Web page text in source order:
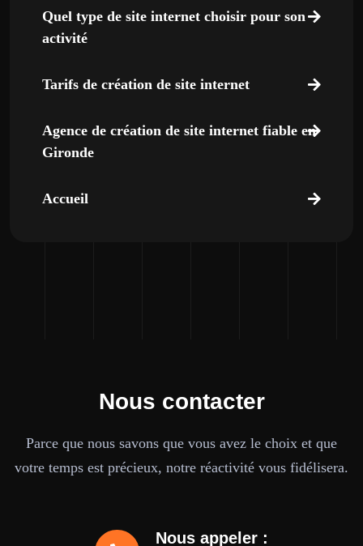
Quel type de site internet choisir pour son
activité
Tarifs de création de site internet
Agence de création de site internet fiable en
Gironde
Accueil
Nous contacter
Parce que nous savons que vous avez le choix et que
votre temps est précieux, notre réactivité vous fidélisera.
Nous appeler :